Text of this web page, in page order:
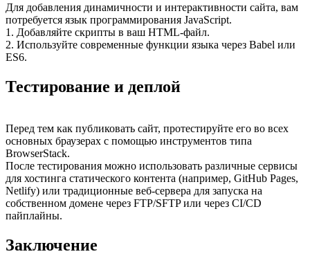
Для добавления динамичности и интерактивности сайта, вам
потребуется язык программирования JavaScript.
1. Добавляйте скрипты в ваш HTML-файл.
2. Используйте современные функции языка через Babel или
ES6.
Тестирование и деплой
Перед тем как публиковать сайт, протестируйте его во всех
основных браузерах с помощью инструментов типа
BrowserStack.
После тестирования можно использовать различные сервисы
для хостинга статического контента (например, GitHub Pages,
Netlify) или традиционные веб-сервера для запуска на
собственном домене через FTP/SFTP или через CI/CD
пайплайны.
Заключение